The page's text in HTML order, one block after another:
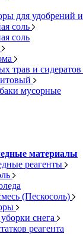
для удобрений
соль
соль
трав и сидератов
мусорные
материалы
реагенты
(Пескосоль)
снега
реагента